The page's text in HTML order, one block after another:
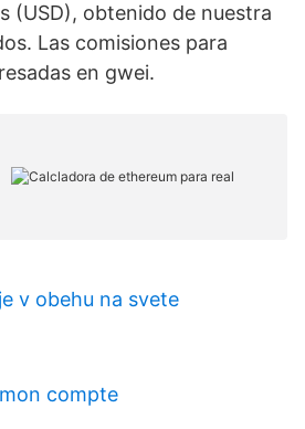
(USD), obtenido de nuestra
Las comisiones para
en gwei.
v obehu na svete
compte